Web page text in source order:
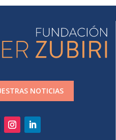
NOTICIAS